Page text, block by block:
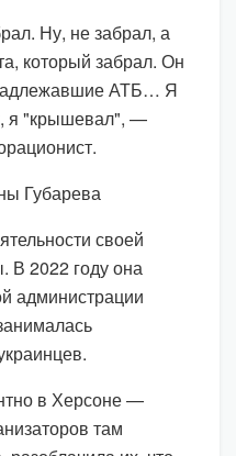
Ну, не забрал, а
который забрал. Он
АТБ… Я
я "крышевал", —
Губарева
своей
2022 году она
администрации
в Херсоне —
там